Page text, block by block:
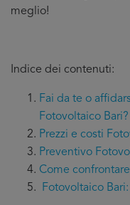
meglio!
Indice dei contenuti:
Fai da te o
Fotovoltaico Bari?
Prezzi e costi
Preventivo
Come
Fotovoltaico